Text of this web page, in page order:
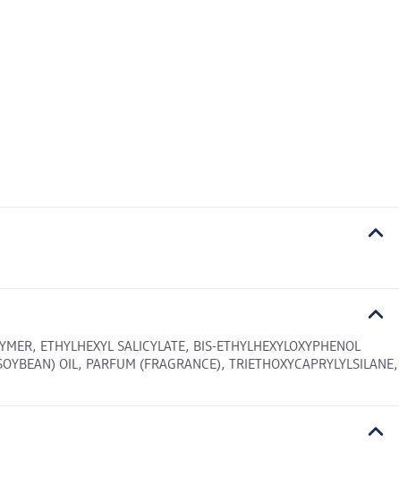
ETHYLHEXYL SALICYLATE, BIS-ETHYLHEXYLOXYPHENOL
OIL, PARFUM (FRAGRANCE), TRIETHOXYCAPRYLYLSILANE,